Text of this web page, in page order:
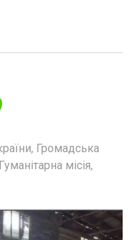
, Громадська
Гуманітарна місія,